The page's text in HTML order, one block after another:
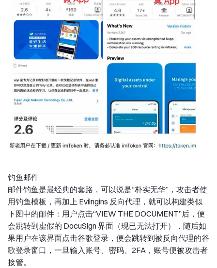
钓鱼邮件
邮件钓鱼是最经典的套路，可以说是“朴实无华”，攻击者使
用钓鱼模板，再加上 Evilngins 反向代理，就可以构建类似
下图中的邮件：用户点击“VIEW THE DOCUMENT”后，便
会跳转到虚假的 DocuSign 界面（现已无法打开），随后如
果用户在该界面点击谷歌登录，便会跳转到被反向代理的谷
歌登录窗口，一旦输入账号、密码、2FA，账号便被攻击者
接管。